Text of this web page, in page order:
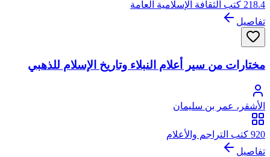
218.4 كتب الثقافة الإسلامية العامة
تفاصيل
مختارات من سير أعلام النبلاء وتاريخ الإسلام للذهبي
الأشقر، عمر بن سليمان
920 كتب التراجم والأعلام
تفاصيل